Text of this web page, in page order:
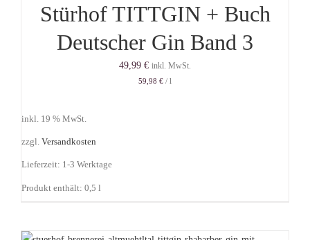
Stürhof TITTGIN + Buch
Deutscher Gin Band 3
49,99 € inkl. MwSt.
59,98 € / l
inkl. 19 % MwSt.
zzgl. Versandkosten
Lieferzeit: 1-3 Werktage
Produkt enthält: 0,5 l